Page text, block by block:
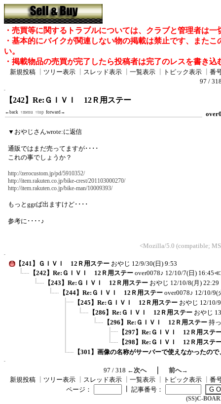
・売買等に関するトラブルについては、クラブと管理者は
・基本的にバイクが関連しない物の掲載は禁止です、また
い。
・掲載物品の売買が完了したら投稿者は完了のレスを書き
新規投稿 ツリー表示 スレッド表示 一覧表示 トピック表示
番
97 /
【242】Re:ＧＩＶＩ 12Ｒ用ステー
←back ↑menu ↑top forward→
▼おやじさんwrote:に返信
通販ではまだ売ってますが････
これの事でしょうか？
http://zerocustom.jp/pd/5910352/
http://item.rakuten.co.jp/bike-crest/201103000270/
http://item.rakuten.co.jp/bike-man/10009393/
もっとggrば出ますけど････
参考に････♪
<Mozilla/5.0 (compatible;
【241】ＧＩＶＩ 12Ｒ用ステー おやじ 12/9/30(日) 9:53
【242】Re:ＧＩＶＩ 12Ｒ用ステー over0078♪ 12/10/7(日) 16:45≪
【243】Re:ＧＩＶＩ 12Ｒ用ステー おやじ 12/10/8(月) 22:29
【244】Re:ＧＩＶＩ 12Ｒ用ステー over0078♪ 12/10/9(
【245】Re:ＧＩＶＩ 12Ｒ用ステー おやじ 12/10/
【286】Re:ＧＩＶＩ 12Ｒ用ステー おやじ
【296】Re:ＧＩＶＩ 12Ｒ用ステー 持
【297】Re:ＧＩＶＩ 12Ｒ用ステ
【298】Re:ＧＩＶＩ 12Ｒ用ステ
【301】画像の名称がサーバーで使えなかったので
97 / 318 ←次へ｜ 前へ→
新規投稿
ツリー表示 スレッド表示 一覧表示 トピック表示
番
ページ：
記事番号：
(SS)C-